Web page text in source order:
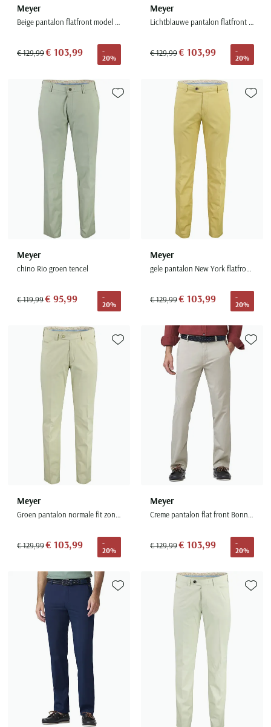
Meyer
Beige pantalon flatfront model normale fit
€ 129,99€ 103,99
-
20%
Meyer
Lichtblauwe pantalon flatfront normale fit
€ 129,99€ 103,99
-
20%
Meyer
chino Rio groen tencel
€ 119,99€ 95,99
-
20%
Toevoegen aan favorieten
Meyer
gele pantalon New York flatfront model
€ 129,99€ 103,99
-
20%
Meyer
Groen pantalon normale fit zonder omslag
€ 129,99€ 103,99
-
20%
Toevoegen aan favorieten
Meyer
Creme pantalon flat front Bonn bio katoen
€ 129,99€ 103,99
-
20%
Toevoegen aan favorieten